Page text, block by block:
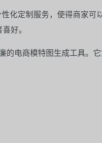
化定制服务，使得商家可
好。
电商模特图生成工具。